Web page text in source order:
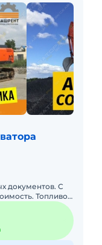
документов. С
Топливо
аренда.